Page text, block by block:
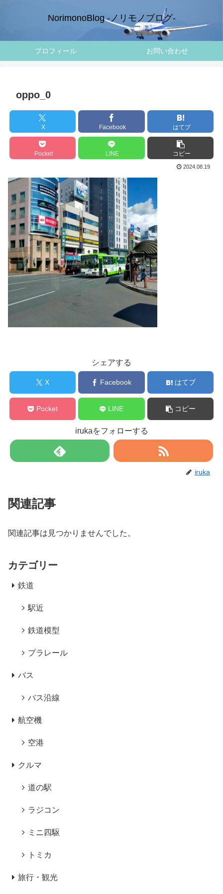
NorimonoBlog -ノリモノブログ-
プロフィール お問い合わせ
oppo_0
X Facebook はてブ
Pocket LINE コピー
2024.08.19
シェアする
X Facebook はてブ
Pocket LINE コピー
irukaをフォローする
iruka
関連記事
関連記事は見つかりませんでした。
カテゴリー
鉄道
駅近
鉄道模型
プラレール
バス
バス沿線
航空機
空港
クルマ
道の駅
ラジコン
ミニ四駆
トミカ
旅行・観光